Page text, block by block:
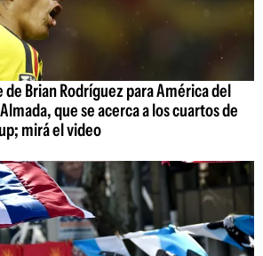
Brian Rodríguez para América del
que se acerca a los cuartos de
mirá el video